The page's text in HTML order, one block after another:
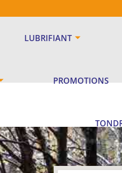
LUBRIFIANT
PROMOTIONS